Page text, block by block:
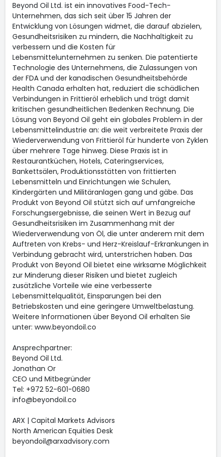
Beyond Oil Ltd. ist ein innovatives Food-Tech-
Unternehmen, das sich seit über 15 Jahren der
Entwicklung von Lösungen widmet, die darauf abzielen,
Gesundheitsrisiken zu mindern, die Nachhaltigkeit zu
verbessern und die Kosten für
Lebensmittelunternehmen zu senken. Die patentierte
Technologie des Unternehmens, die Zulassungen von
der FDA und der kanadischen Gesundheitsbehörde
Health Canada erhalten hat, reduziert die schädlichen
Verbindungen in Frittieröl erheblich und trägt damit
kritischen gesundheitlichen Bedenken Rechnung. Die
Lösung von Beyond Oil geht ein globales Problem in der
Lebensmittelindustrie an: die weit verbreitete Praxis der
Wiederverwendung von Frittieröl für hunderte von Zyklen
über mehrere Tage hinweg. Diese Praxis ist in
Restaurantküchen, Hotels, Cateringservices,
Bankettsälen, Produktionsstätten von frittierten
Lebensmitteln und Einrichtungen wie Schulen,
Kindergärten und Militäranlagen gang und gäbe. Das
Produkt von Beyond Oil stützt sich auf umfangreiche
Forschungsergebnisse, die seinen Wert in Bezug auf
Gesundheitsrisiken im Zusammenhang mit der
Wiederverwendung von Öl, die unter anderem mit dem
Auftreten von Krebs- und Herz-Kreislauf-Erkrankungen in
Verbindung gebracht wird, unterstrichen haben. Das
Produkt von Beyond Oil bietet eine wirksame Möglichkeit
zur Minderung dieser Risiken und bietet zugleich
zusätzliche Vorteile wie eine verbesserte
Lebensmittelqualität, Einsparungen bei den
Betriebskosten und eine geringere Umweltbelastung.
Weitere Informationen über Beyond Oil erhalten Sie
unter: www.beyondoil.co
Ansprechpartner:
Beyond Oil Ltd.
Jonathan Or
CEO und Mitbegründer
Tel: +972 52-601-0680
info@beyondoil.co
ARX | Capital Markets Advisors
North American Equities Desk
beyondoil@arxadvisory.com